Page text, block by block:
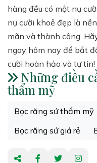
hàng đều có một nụ
nụ cười khoẻ đẹp là
mãn và thành công.
ngay hôm nay để bắt
cười hoàn hảo và tự tin!
Những điều
thẩm mỹ
Bọc răng sứ thẩm mỹ
Bọc răng sứ giá rẻ